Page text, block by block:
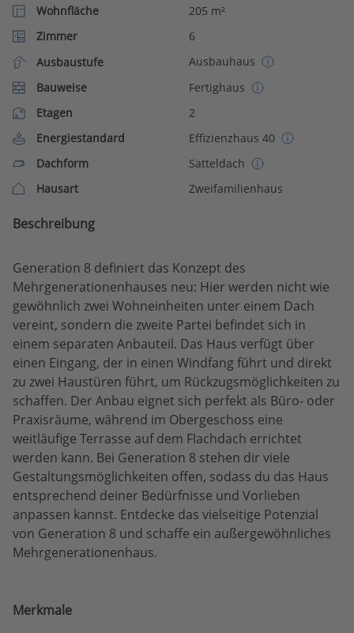
Wohnfläche
205 m²
Zimmer
6
Ausbaustufe
Ausbauhaus
Bauweise
Fertighaus
Etagen
2
Energiestandard
Effizienzhaus 40
Dachform
Satteldach
Hausart
Zweifamilienhaus
Beschreibung
Generation 8 definiert das Konzept des
Mehrgenerationenhauses neu: Hier werden nicht wie
gewöhnlich zwei Wohneinheiten unter einem Dach
vereint, sondern die zweite Partei befindet sich in
einem separaten Anbauteil. Das Haus verfügt über
einen Eingang, der in einen Windfang führt und direkt
zu zwei Haustüren führt, um Rückzugsmöglichkeiten zu
schaffen. Der Anbau eignet sich perfekt als Büro- oder
Praxisräume, während im Obergeschoss eine
weitläufige Terrasse auf dem Flachdach errichtet
werden kann. Bei Generation 8 stehen dir viele
Gestaltungsmöglichkeiten offen, sodass du das Haus
entsprechend deiner Bedürfnisse und Vorlieben
anpassen kannst. Entdecke das vielseitige Potenzial
von Generation 8 und schaffe ein außergewöhnliches
Mehrgenerationenhaus.
Merkmale